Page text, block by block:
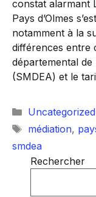
constat alarmant
Pays d’Olmes
notamment à la
différences entre
départemental de
(SMDEA) et le
Catégories
Uncategorized
Étiquettes
médiation,
smdea
Rechercher